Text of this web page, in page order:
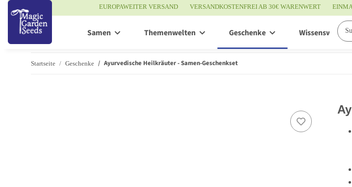
EUROPAWEITER VERSAND VERSANDKOSTENFREI AB 30€ WARENWERT
Samen Themenwelten Geschenke Wissenswertes
Startseite Geschenke Ayurvedische Heilkräuter - Samen-Geschenkset